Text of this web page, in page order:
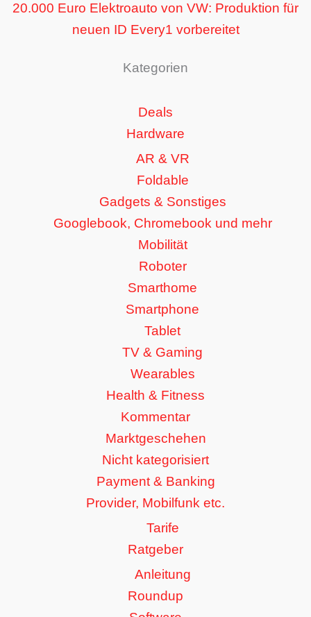
20.000 Euro Elektroauto von VW: Produktion für
neuen ID Every1 vorbereitet
Kategorien
Deals
Hardware
AR & VR
Foldable
Gadgets & Sonstiges
Googlebook, Chromebook und mehr
Mobilität
Roboter
Smarthome
Smartphone
Tablet
TV & Gaming
Wearables
Health & Fitness
Kommentar
Marktgeschehen
Nicht kategorisiert
Payment & Banking
Provider, Mobilfunk etc.
Tarife
Ratgeber
Anleitung
Roundup